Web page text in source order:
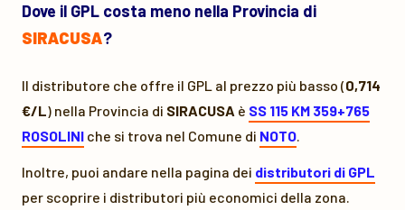
Dove il GPL costa meno nella Provincia di
SIRACUSA?
Il distributore che offre il GPL al prezzo più basso (0,714
€/L) nella Provincia di SIRACUSA è SS 115 KM 359+765
ROSOLINI che si trova nel Comune di NOTO.
Inoltre, puoi andare nella pagina dei distributori di GPL
per scoprire i distributori più economici della zona.